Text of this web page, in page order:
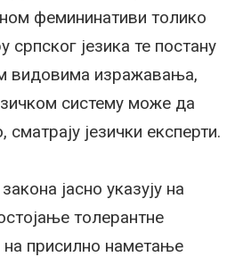
фемининативи толико
српског језика те постану
видовима изражавања,
систему може да
језички експерти.
јасно указују на
толерантне
на присилно наметање